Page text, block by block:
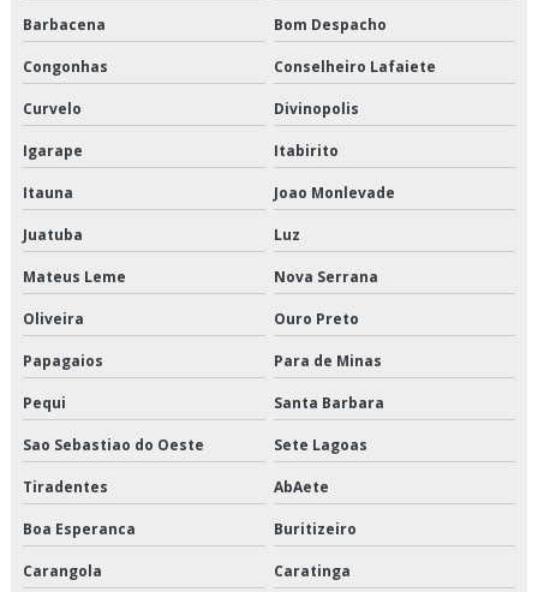
Empresa de logística e transporte
Empresa de logística e transporte de cargas
Empresa de logística para perecíveis
Empresa de transporte de alimentos a granel
Empresa de transporte de alimentos congelados
Empresa de transporte de alimentos perecíveis
Empresa de transporte de cargas fracionadas
Empresa de transporte de climatizados
Empresa de transporte de congelados
Empresa de transporte de mercadorias
Barbacena Bom Despacho
Congonhas Conselheiro Lafaiete
Curvelo Divinopolis
Igarape Itabirito
Itauna Joao Monlevade
Juatuba Luz
Mateus Leme Nova Serrana
Oliveira Ouro Preto
Papagaios Para de Minas
Pequi Santa Barbara
Sao Sebastiao do Oeste Sete Lagoas
Tiradentes AbAete
Boa Esperanca Buritizeiro
Carangola Caratinga